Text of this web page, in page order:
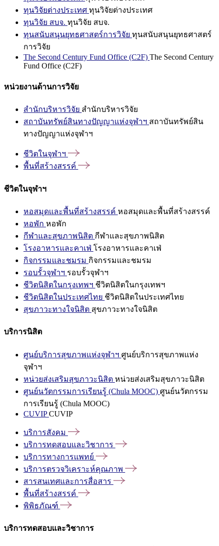
ทุนวิจัยต่างประเทศ ทุนวิจัยต่างประเทศ
ทุนวิจัย สบจ. ทุนวิจัย สบจ.
ทุนสนับสนุนยุทธศาสตร์การวิจัย ทุนสนับสนุนยุทธศาสตร์
การวิจัย
The Second Century Fund Office (C2F) The Second Century
Fund Office (C2F)
หน่วยงานด้านการวิจัย
สำนักบริหารวิจัย สำนักบริหารวิจัย
สถาบันทรัพย์สินทางปัญญาแห่งจุฬาฯ สถาบันทรัพย์สิน
ทางปัญญาแห่งจุฬาฯ
ชีวิตในจุฬาฯ
พื้นที่สร้างสรรค์
ชีวิตในจุฬาฯ
หอสมุดและพื้นที่สร้างสรรค์ หอสมุดและพื้นที่สร้างสรรค์
หอพัก หอพัก
กีฬาและสุขภาพนิสิต กีฬาและสุขภาพนิสิต
โรงอาหารและคาเฟ่ โรงอาหารและคาเฟ่
กิจกรรมและชมรม กิจกรรมและชมรม
รอบรั้วจุฬาฯ รอบรั้วจุฬาฯ
ชีวิตนิสิตในกรุงเทพฯ ชีวิตนิสิตในกรุงเทพฯ
ชีวิตนิสิตในประเทศไทย ชีวิตนิสิตในประเทศไทย
สุขภาวะทางใจนิสิต สุขภาวะทางใจนิสิต
บริการนิสิต
ศูนย์บริการสุขภาพแห่งจุฬาฯ ศูนย์บริการสุขภาพแห่ง
จุฬาฯ
หน่วยส่งเสริมสุขภาวะนิสิต หน่วยส่งเสริมสุขภาวะนิสิต
ศูนย์นวัตกรรมการเรียนรู้ (Chula MOOC) ศูนย์นวัตกรรม
การเรียนรู้ (Chula MOOC)
CUVIPCUVIP
บริการสังคม
บริการทดสอบและวิชาการ
บริการทางการแพทย์
บริการตรวจวิเคราะห์คุณภาพ
สารสนเทศและการสื่อสาร
พื้นที่สร้างสรรค์
พิพิธภัณฑ์
บริการทดสอบและวิชาการ